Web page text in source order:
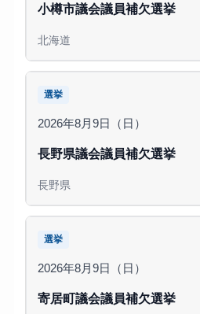
小樽市議会議員補欠選挙
北海道
選挙
2026年8月9日（日）
長野県議会議員補欠選挙
長野県
選挙
2026年8月9日（日）
寄居町議会議員補欠選挙